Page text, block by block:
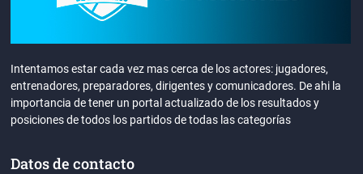
Intentamos estar cada vez mas cerca de los actores: jugadores,
entrenadores, preparadores, dirigentes y comunicadores. De ahi la
importancia de tener un portal actualizado de los resultados y
posiciones de todos los partidos de todas las categorías
Datos de contacto